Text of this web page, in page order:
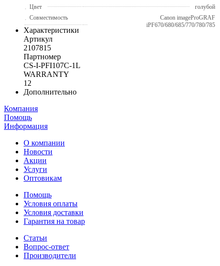
Цвет
голубой
Совместимость
Canon imageProGRAF
iPF670/680/685/770/780/785
Характеристики
Артикул
2107815
Партномер
CS-I-PFI107C-1L
WARRANTY
12
Дополнительно
Компания
Помощь
Информация
О компании
Новости
Акции
Услуги
Оптовикам
Помощь
Условия оплаты
Условия доставки
Гарантия на товар
Статьи
Вопрос-ответ
Производители